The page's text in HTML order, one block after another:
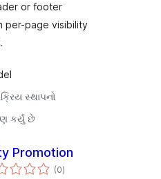
or footer
per-page visibility
સ્થાપનો
કર્યું છે
Promotion
(0કુલ
રેટિંગ્સ
)